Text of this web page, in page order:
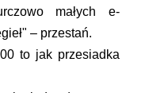
małych e-
– przestań.
to jak przesiadka